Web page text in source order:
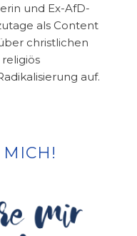
und Ex-AfD-
als Content
christlichen
auf.
MICH!